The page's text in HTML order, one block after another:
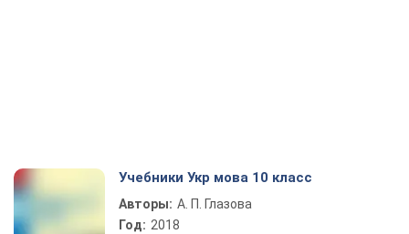
Учебники Укр мова 10 класс
Авторы: А. П. Глазова
Год: 2018